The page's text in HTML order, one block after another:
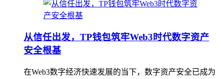
从信任出发，TP钱包筑牢Web3时代数字资产
安全根基
在Web3数字经济快速发展的当下，数字资产安全已成为